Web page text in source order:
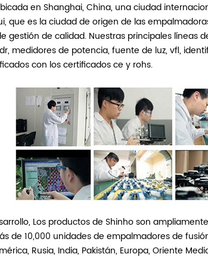
en Shanghai, China, una ciudad
que es la ciudad de origen de las
gestión de calidad. Nuestras principales
medidores de potencia, fuente de luz, vfl,
con los certificados ce y rohs.
Los productos de Shinho son
de 10,000 unidades de empalmadores de
Rusia, India, Pakistán, Europa, Oriente